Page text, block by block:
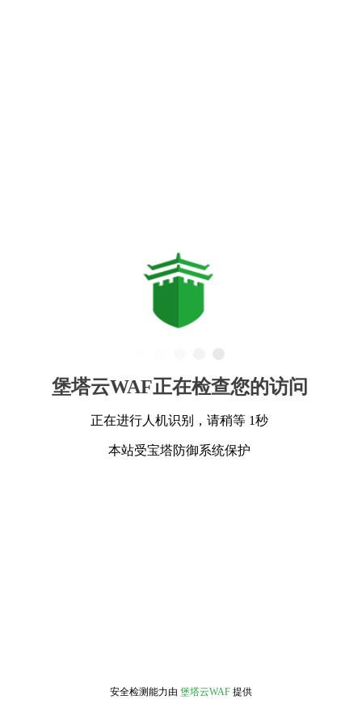
堡塔云WAF正在检查您的访问
正在进行人机识别，请稍等 1秒
本站受宝塔防御系统保护
安全检测能力由 堡塔云WAF 提供